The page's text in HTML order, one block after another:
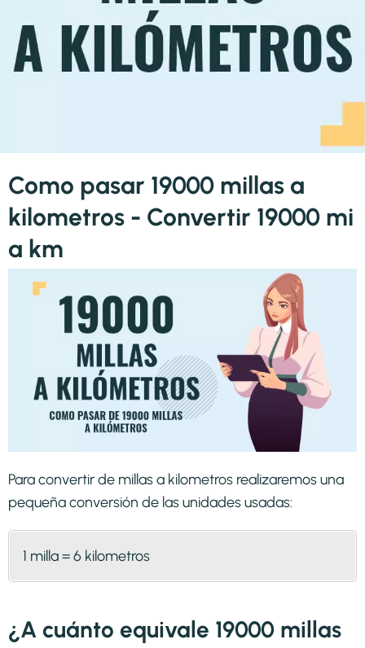
Como pasar 19000 millas a
kilometros - Convertir 19000 mi
a km
Para convertir de millas a kilometros realizaremos una
pequeña conversión de las unidades usadas:
1 milla = 6 kilometros
¿A cuánto equivale 19000 millas